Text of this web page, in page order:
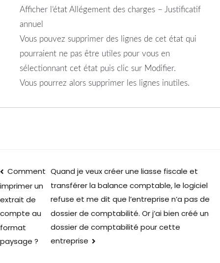
Afficher l’état Allégement des charges – Justificatif
annuel
Vous pouvez supprimer des lignes de cet état qui
pourraient ne pas être utiles pour vous en
sélectionnant cet état puis clic sur Modifier.
Vous pourrez alors supprimer les lignes inutiles.
Comment
imprimer un
extrait de
compte au
format
paysage ?
Quand je veux créer une liasse fiscale et
transférer la balance comptable, le logiciel
refuse et me dit que l’entreprise n’a pas de
dossier de comptabilité. Or j’ai bien créé un
dossier de comptabilité pour cette
entreprise